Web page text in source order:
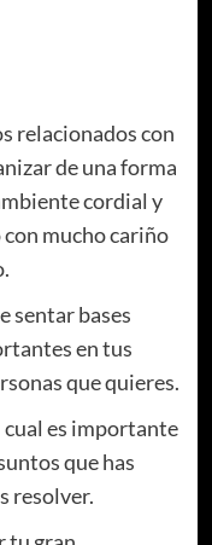
relacionados con
de una forma
cordial y
mucho cariño
sentar bases
en tus
que quieres.
cual es importante
que has
resolver.